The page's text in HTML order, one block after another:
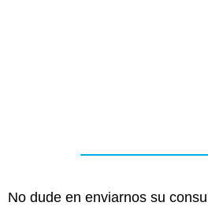
No dude en enviarnos su